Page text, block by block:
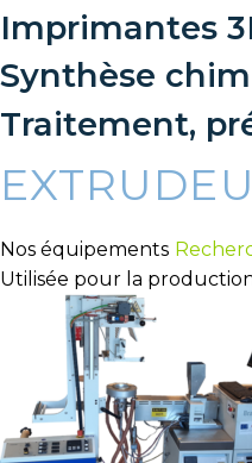
Imprimantes
Synthèse
Traitement,
Nos équipements
Utilisée pour la